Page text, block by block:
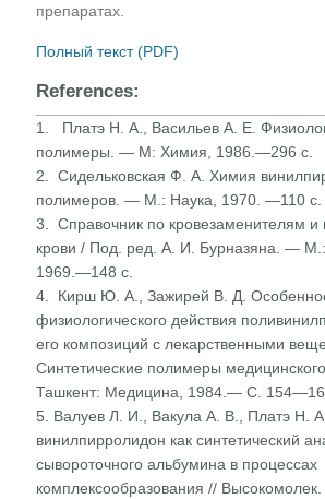
препаратах.
Полный текст (PDF)
References:
1. Платэ Н. А., Васильев А. Е.
полимеры. — М: Химия, 1986.—296 с.
2. Сидельковская Ф. А. Химия
полимеров. — М.: Наука, 1970. —110 с.
3. Справочник по кровезаменителям и
крови / Под. ред. А. И. Бурназяна. —
1969.—148 с.
4. Кирш Ю. А., Зажирей В. Д.
физиологического действия
его композиций с лекарственными
Синтетические полимеры
Ташкент: Медицина, 1984.— С.
5. Валуев Л. И., Вакула А. В., Платэ Н.
винилпирролидон как синтетический
сывороточного альбумина в процессах
комплексообразования //